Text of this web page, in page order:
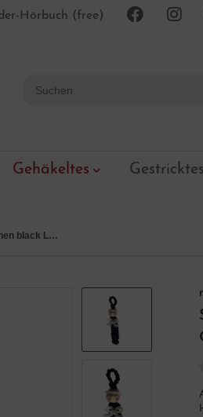
Hörbuch (free)
Gehäkeltes Gestricktes
Sorgenwürmchen black Lady Glückswürmchen mit Perle und Satinhütchen Worry Worms